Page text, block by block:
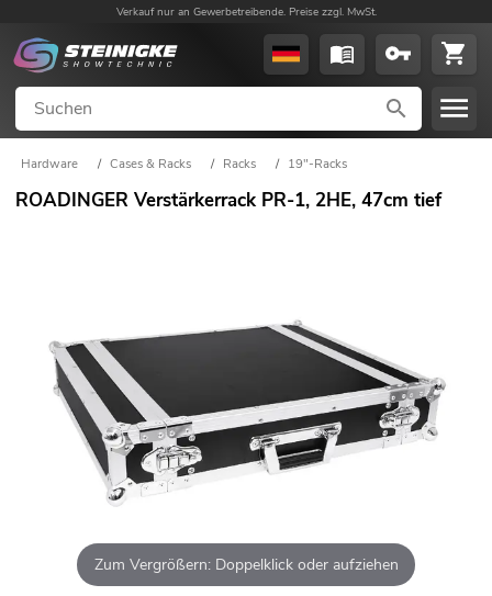
Verkauf nur an Gewerbetreibende. Preise zzgl. MwSt.
Hardware / Cases & Racks / Racks / 19"-Racks
ROADINGER Verstärkerrack PR-1, 2HE, 47cm tief
Zum Vergrößern: Doppelklick oder aufziehen